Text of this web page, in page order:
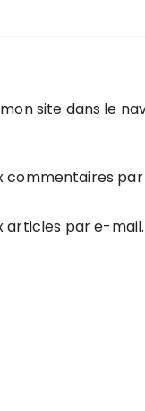
site dans le
commentaires
articles par e-mail.